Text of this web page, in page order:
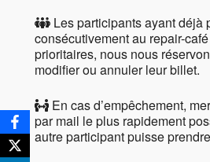
Les participants ayant déjà
consécutivement au repair-
prioritaires, nous nous
modifier ou annuler leur billet.
En cas d’empêchement,
par mail le plus rapidement
autre participant puisse